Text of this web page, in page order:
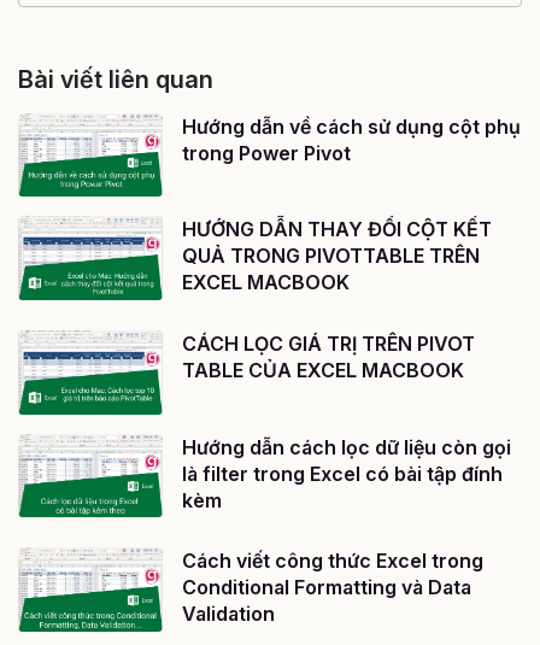
Bài viết liên quan
Hướng dẫn về cách sử dụng cột phụ
trong Power Pivot
HƯỚNG DẪN THAY ĐỔI CỘT KẾT
QUẢ TRONG PIVOTTABLE TRÊN
EXCEL MACBOOK
CÁCH LỌC GIÁ TRỊ TRÊN PIVOT
TABLE CỦA EXCEL MACBOOK
Hướng dẫn cách lọc dữ liệu còn gọi
là filter trong Excel có bài tập đính
kèm
Cách viết công thức Excel trong
Conditional Formatting và Data
Validation